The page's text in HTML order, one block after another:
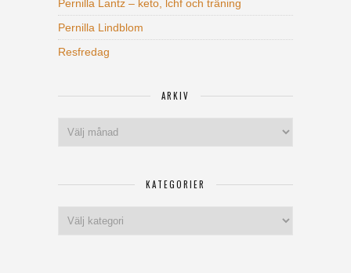
Pernilla Lantz – keto, lchf och träning
Pernilla Lindblom
Resfredag
ARKIV
KATEGORIER